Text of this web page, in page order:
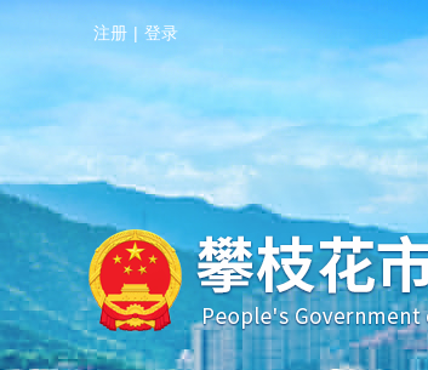
注册 | 登录